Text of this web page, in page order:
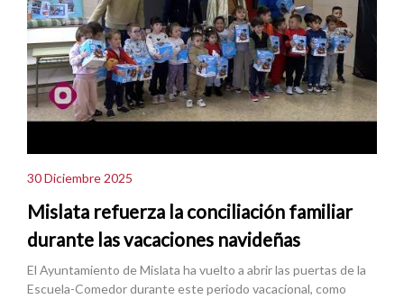
30 Diciembre 2025
Mislata refuerza la conciliación familiar
durante las vacaciones navideñas
El Ayuntamiento de Mislata ha vuelto a abrir las puertas de la
Escuela-Comedor durante este periodo vacacional, como